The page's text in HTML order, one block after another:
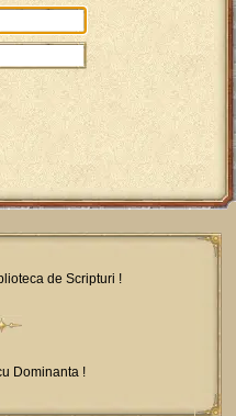
de Scripturi !
Dominanta !